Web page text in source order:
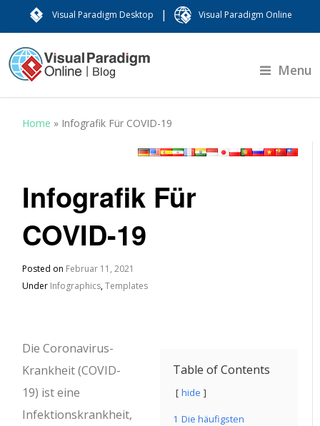
Visual Paradigm Desktop | Visual Paradigm Online
Menu
Home » Infografik Für COVID-19
Infografik Für
COVID-19
Posted on Februar 11, 2021
Under Infographics,Templates
Table of Contents
hide
1 Die häufigsten
Die Coronavirus-
Krankheit (COVID-
19) ist eine
Infektionskrankheit,